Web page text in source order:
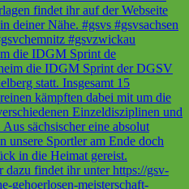
die IDGM Sprint de